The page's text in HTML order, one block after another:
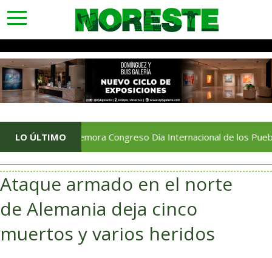
toggle
navigation
LO ÚLTIMO
Conmemora Congreso Día Internacional de los Pueblos
Ataque armado en el norte
de Alemania deja cinco
muertos y varios heridos